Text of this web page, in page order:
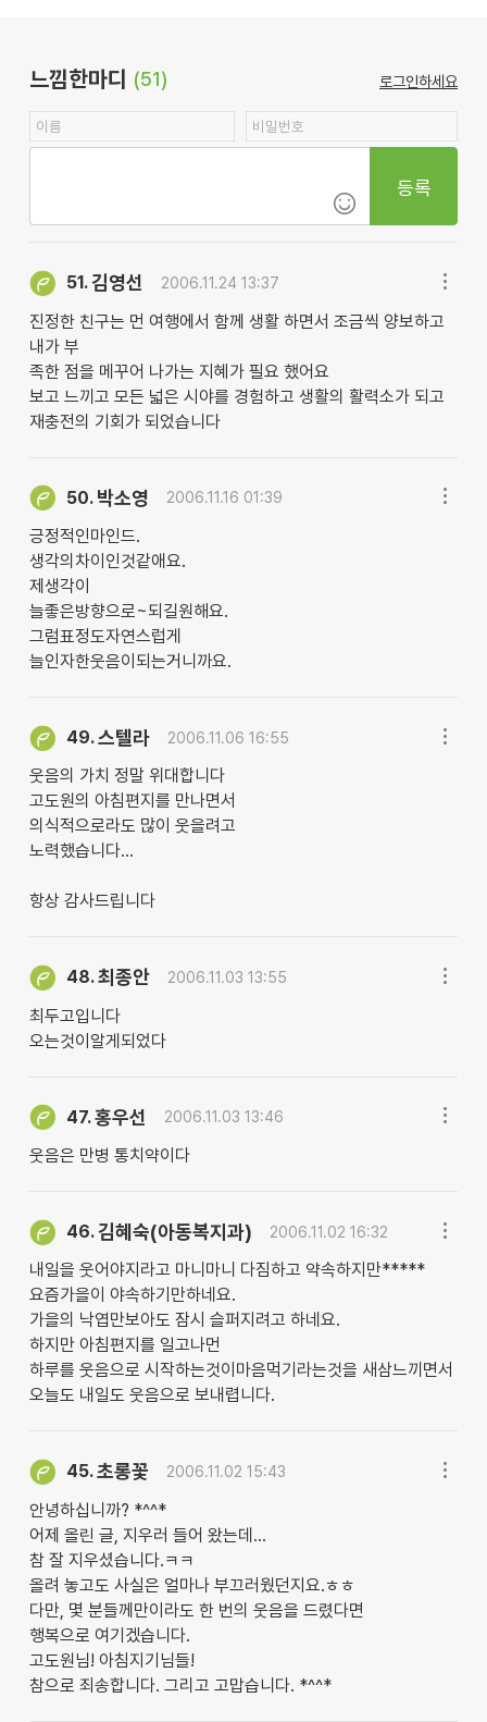
느낌한마디 (51) 로그인하세요
등록
51.김영선 2006.11.24 13:37
진정한 친구는 먼 여행에서 함께 생활 하면서 조금씩 양보하고
내가 부
족한 점을 메꾸어 나가는 지혜가 필요 했어요
보고 느끼고 모든 넓은 시야를 경험하고 생활의 활력소가 되고
재충전의 기회가 되었습니다
50. 박소영 2006.11.16 01:39
긍정적인마인드.
생각의차이인것같애요.
제생각이
늘좋은방향으로~되길원해요.
그럼표정도자연스럽게
늘인자한웃음이되는거니까요.
49.스텔라 2006.11.06 16:55
웃음의 가치 정말 위대합니다
고도원의 아침편지를 만나면서
의식적으로라도 많이 웃을려고
노력했습니다...
항상 감사드립니다
48.최종안 2006.11.03 13:55
최두고입니다
오는것이알게되었다
47.홍우선 2006.11.03 13:46
웃음은 만병 통치약이다
46.김혜숙(아동복지과) 2006.11.02 16:32
내일을 웃어야지라고 마니마니 다짐하고 약속하지만*****
요즘가을이 야속하기만하네요.
가을의 낙엽만보아도 잠시 슬퍼지려고 하네요.
하지만 아침편지를 일고나먼
하루를 웃음으로 시작하는것이마음먹기라는것을 새삼느끼면서
오늘도 내일도 웃음으로 보내렵니다.
45.초롱꽃 2006.11.02 15:43
안녕하십니까? *^^*
어제 올린 글, 지우러 들어 왔는데...
참 잘 지우셨습니다.ㅋㅋ
올려 놓고도 사실은 얼마나 부끄러웠던지요.ㅎㅎ
다만, 몇 분들께만이라도 한 번의 웃음을 드렸다면
행복으로 여기겠습니다.
고도원님! 아침지기님들!
참으로 죄송합니다. 그리고 고맙습니다. *^^*